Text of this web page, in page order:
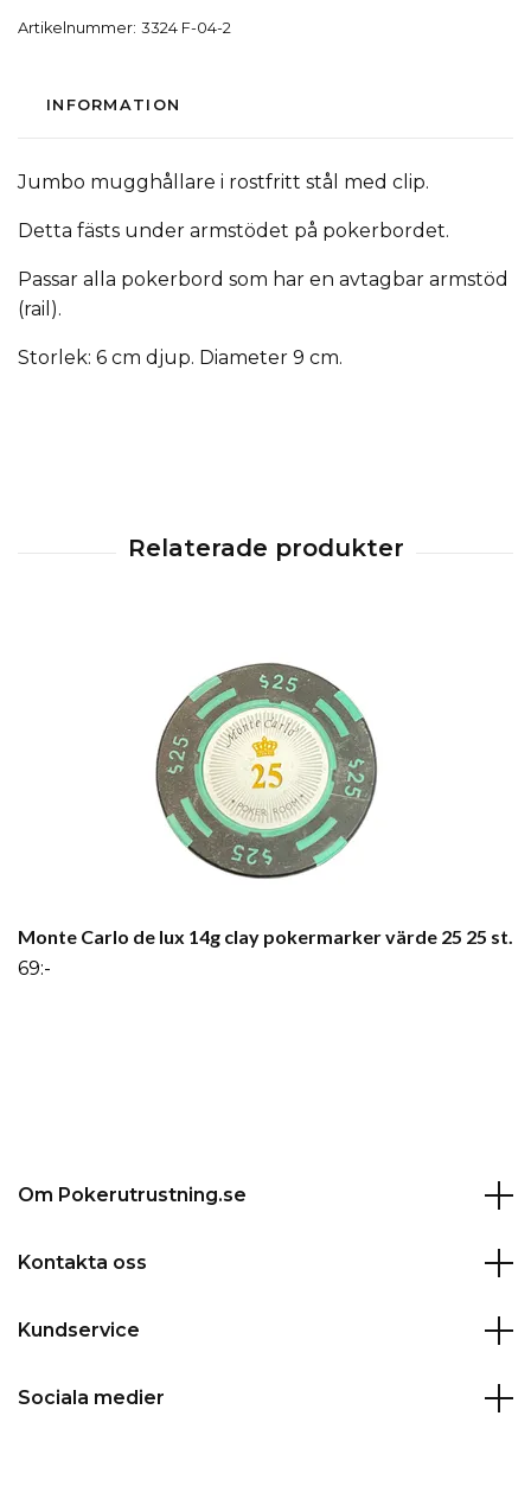
Artikelnummer: 3324 F-04-2
INFORMATION
Jumbo mugghållare i rostfritt stål med clip.
Detta fästs under armstödet på pokerbordet.
Passar alla pokerbord som har en avtagbar armstöd
(rail).
Storlek: 6 cm djup. Diameter 9 cm.
Monte Carlo de lux 14g clay pokermarker värde 25 25 st.
69:-
Om Pokerutrustning.se
Kontakta oss
Kundservice
Sociala medier